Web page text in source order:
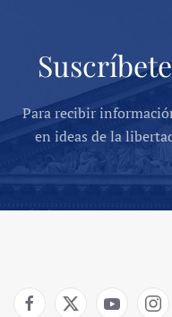
Para recibir
en ideas de la